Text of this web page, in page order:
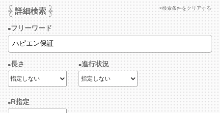
詳細検索 ×検索条件をクリアする
フリーワード
長さ 進行状況
R指定